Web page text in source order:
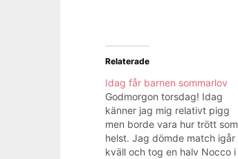
Relaterade
Idag får barnen sommarlov
Godmorgon torsdag! Idag
känner jag mig relativt pigg
men borde vara hur trött som
helst. Jag dömde match igår
kväll och tog en halv Nocco i